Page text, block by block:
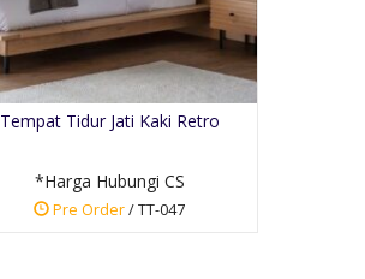
Tempat Tidur Jati Kaki Retro
*Harga Hubungi CS
Pre Order/ TT-047
Kursi Tamu Sudut
Sofa Retro
*Harga Hubungi CS
Pre Order